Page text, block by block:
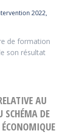
2022,
de formation
son résultat
AU
SCHÉMA DE